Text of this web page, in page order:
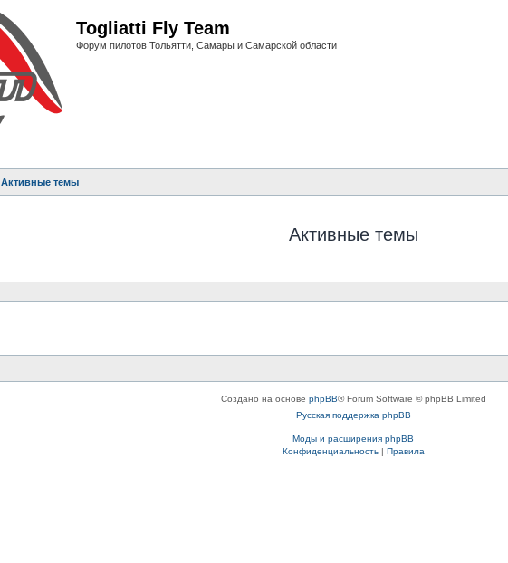
Togliatti Fly Team
Форум пилотов Тольятти, Самары и Самарской области
Активные темы
Активные темы
Создано на основе phpBB® Forum Software © phpBB Limited
Русская поддержка phpBB
Моды и расширения phpBB
Конфиденциальность| Правила